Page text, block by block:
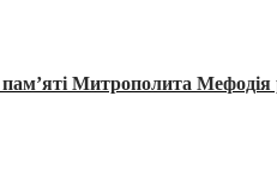
Митрополита Мефодія